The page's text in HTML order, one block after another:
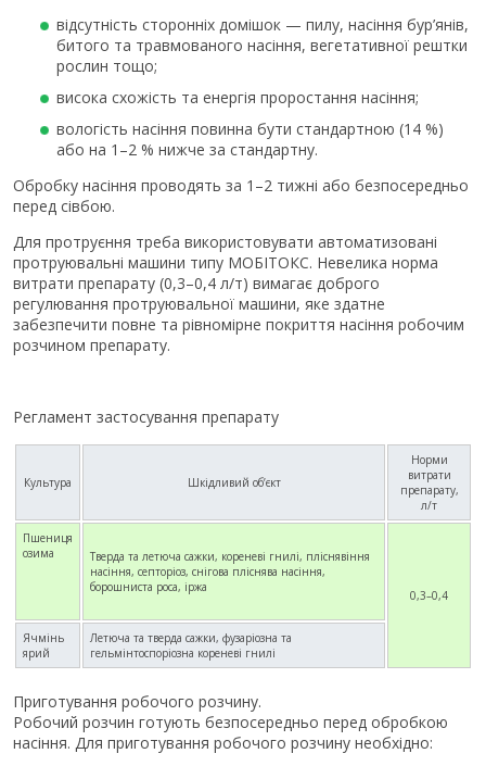
відсутність сторонніх домішок — пилу, насіння бур’янів,
битого та травмованого насіння, вегетативної рештки
рослин тощо;
висока схожість та енергія проростання насіння;
вологість насіння повинна бути стандартною (14 %)
або на 1–2 % нижче за стандартну.
Обробку насіння проводять за 1–2 тижні або безпосередньо
перед сівбою.
Для протруєння треба використовувати автоматизовані
протруювальні машини типу МОБІТОКС. Невелика норма
витрати препарату (0,3–0,4 л/т) вимагає доброго
регулювання протруювальної машини, яке здатне
забезпечити повне та рівномірне покриття насіння робочим
розчином препарату.
Регламент застосування препарату
Культура Шкідливий об’єкт
Норми
витрати
препарату,
л/т
Пшениця
озима
Тверда та летюча сажки, кореневі гнилі, пліснявіння
насіння, септоріоз, снігова пліснява насіння,
борошниста роса, іржа
0,3–0,4
Ячмінь
ярий
Летюча та тверда сажки, фузаріозна та
гельмінтоспоріозна кореневі гнилі
Приготування робочого розчину.
Робочий розчин готують безпосередньо перед обробкою
насіння. Для приготування робочого розчину необхідно: